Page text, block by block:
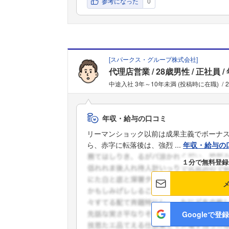
[スパークス・グループ株式会社]
代理店営業 28歳男性 正社員
中途入社 3年～10年未満 (投稿時に在職)
年収・給与の口コミ
リーマンショック以前は成果主義でボーナ
ら、赤字に転落後は、強烈 ... 年収・給与の
１分で無料登
Googleで登録